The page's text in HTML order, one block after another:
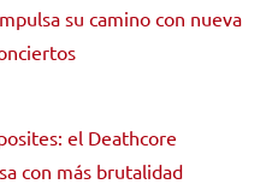
su camino con nueva
el Deathcore
con más brutalidad